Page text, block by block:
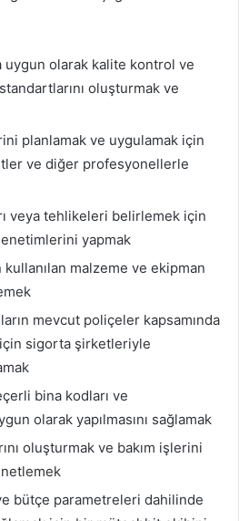
uygun olarak kalite kontrol ve
oluşturmak ve
planlamak ve uygulamak için
ve diğer profesyonellerle
veya tehlikeleri belirlemek için
yapmak
malzeme ve ekipman
mevcut poliçeler kapsamında
için sigorta şirketleriyle
bina kodları ve
olarak yapılmasını sağlamak
oluşturmak ve bakım işlerini
bütçe parametreleri dahilinde